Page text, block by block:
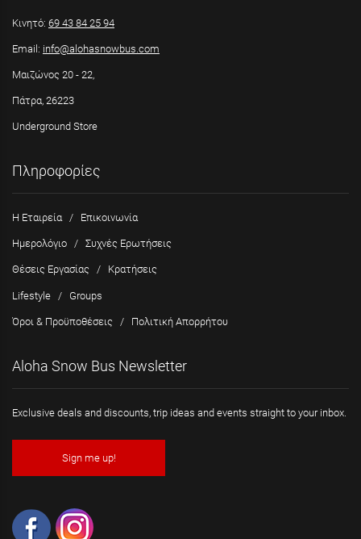
Κινητό: 69 43 84 25 94
Email: info@alohasnowbus.com
Μαιζώνος 20 - 22,
Πάτρα, 26223
Underground Store
Πληροφορίες
Η Εταιρεία/ Επικοινωνία
Ημερολόγιο / Συχνές Ερωτήσεις
Θέσεις Εργασίας / Κρατήσεις
Lifestyle / Groups
Όροι & Προϋποθέσεις / Πολιτική Απορρήτου
Aloha Snow Bus Newsletter
Exclusive deals and discounts, trip ideas and events straight to your inbox.
Sign me up!